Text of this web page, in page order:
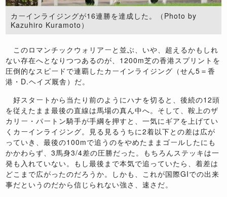
カーインライジングが16連勝を達成した。（Photo by
Kazuhiro Kuramoto）
このロマンチックウォリアーと並ぶ、いや、超えるかもしれ
ない存在へとなりつつあるのが、1200m芝の香港スプリントを
圧倒的なスピードで連覇したカーインライジング（せん5＝香
港・D.ヘイズ厩舎）だ。
好スタートから当たり前のようにハナを切ると、後続の12頭
を従えたまま最後の直線は馬場の真ん中へ。そして、鞍上のザ
カリー・パートン騎手が手綱を押すと、一気にギアを上げてい
くカーインライジング。見る見るうちに2着以下との差は広が
っていき、最後の100mで追うのをやめたままゴールしたにも
かかわらず、3馬身3/4差の圧勝だった。もちろんステッキは一
発も入れていない。もし最後まで本気で追っていたら、着差は
どこまで広がったのだろうか。しかも、これが国際GIでの出来
事だというのだから信じられない強さ、速さだ。